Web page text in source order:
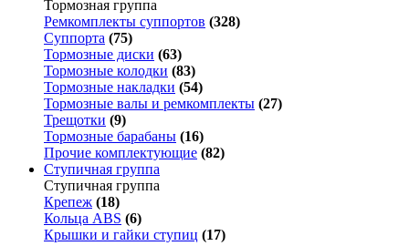
Тормозная группа
Ремкомплекты суппортов (328)
Суппорта (75)
Тормозные диски (63)
Тормозные колодки (83)
Тормозные накладки (54)
Тормозные валы и ремкомплекты (27)
Трещотки (9)
Тормозные барабаны (16)
Прочие комплектующие (82)
Ступичная группа
Ступичная группа
Крепеж (18)
Кольца ABS (6)
Крышки и гайки ступиц (17)